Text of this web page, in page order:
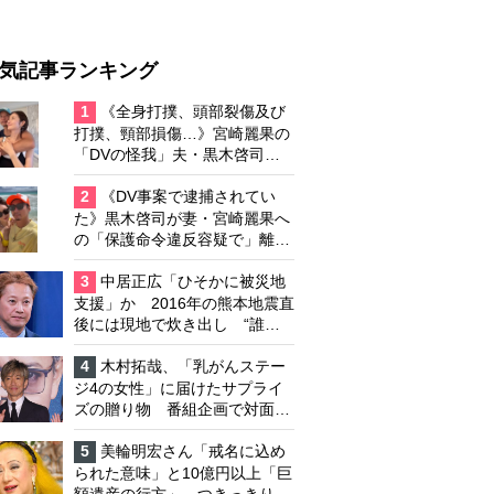
記事ランキング
1
《全身打撲、頭部裂傷及び
打撲、頸部損傷…》宮崎麗果の
「DVの怪我」夫・黒木啓司の
逮捕で始まる「夫婦の闘争」
2
《DV事案で逮捕されてい
た》黒木啓司が妻・宮崎麗果へ
の「保護命令違反容疑で」離婚
協議は「第二ステージ」へ
3
中居正広「ひそかに被災地
支援」か 2016年の熊本地震直
後には現地で炊き出し “誰に
も知られなくて良い”と、むし
ろ強まる福祉活動への思い
4
木村拓哉、「乳がんステー
ジ4の女性」に届けたサプライ
ズの贈り物 番組企画で対面し
たファンが、夢と希望を与える
心遣いに「うれしくて号泣しま
した」
5
美輪明宏さん「戒名に込め
られた意味」と10億円以上「巨